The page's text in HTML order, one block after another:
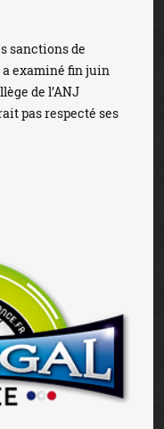
sanctions de
a examiné fin juin
de l’ANJ
pas respecté ses